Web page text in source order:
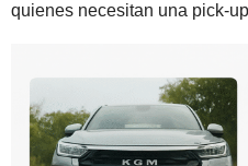
quienes necesitan una pick-